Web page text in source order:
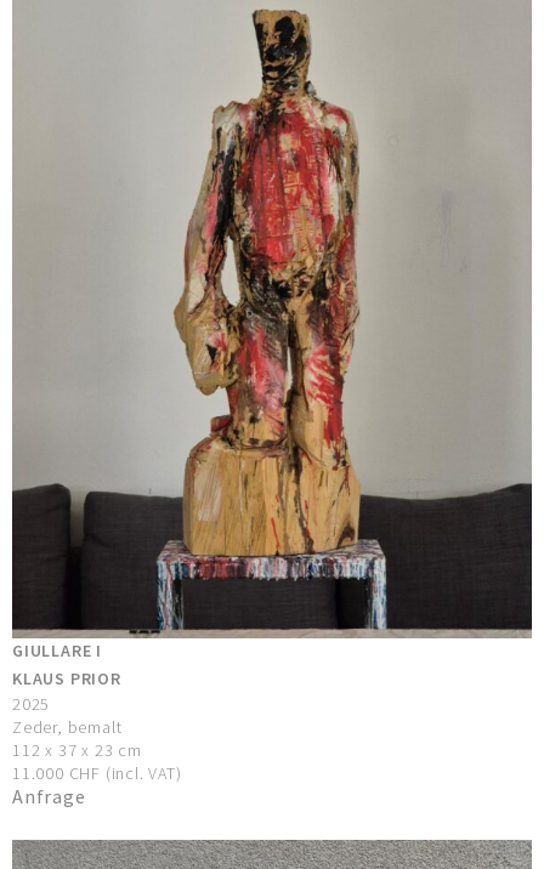
GIULLARE I
KLAUS PRIOR
2025
Zeder, bemalt
112 x 37 x 23 cm
11.000 CHF (incl. VAT)
Anfrage